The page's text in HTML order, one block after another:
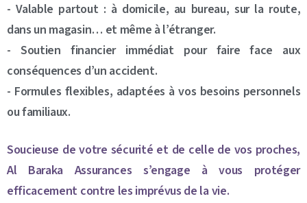
- Valable partout : à domicile, au bureau, sur la route,
dans un magasin… et même à l’étranger.
- Soutien financier immédiat pour faire face aux
conséquences d’un accident.
- Formules flexibles, adaptées à vos besoins personnels
ou familiaux.
Soucieuse de votre sécurité et de celle de vos proches,
Al Baraka Assurances s’engage à vous protéger
efficacement contre les imprévus de la vie.